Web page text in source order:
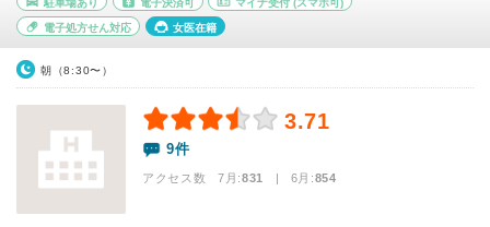
駐車場あり 電子決済可 マイナ受付 (スマホ可)
電子処方せん対応 女医在籍
朝（8:30〜）
3.71
9件
アクセス数 7月:831 | 6月:854